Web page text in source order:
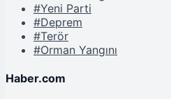
#Yeni Parti
#Deprem
#Terör
#Orman Yangını
Haber.com